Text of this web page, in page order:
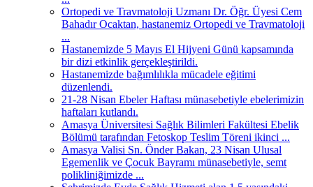
Ortopedi ve Travmatoloji Uzmanı Dr. Öğr. Üyesi Cem
Bahadır Ocaktan, hastanemiz Ortopedi ve Travmatoloji
...
Hastanemizde 5 Mayıs El Hijyeni Günü kapsamında
bir dizi etkinlik gerçekleştirildi.
Hastanemizde bağımlılıkla mücadele eğitimi
düzenlendi.
21-28 Nisan Ebeler Haftası münasebetiyle ebelerimizin
haftaları kutlandı.
Amasya Üniversitesi Sağlık Bilimleri Fakültesi Ebelik
Bölümü tarafından Fetoskop Teslim Töreni ikinci ...
Amasya Valisi Sn. Önder Bakan, 23 Nisan Ulusal
Egemenlik ve Çocuk Bayramı münasebetiyle, semt
polikliniğimizde ...